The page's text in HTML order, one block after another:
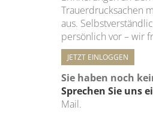
Trauerdrucksachen
aus.
persönlich vor – wir
JETZT EINLOGGEN
Sie haben noch
Sprechen Sie uns
Mail.